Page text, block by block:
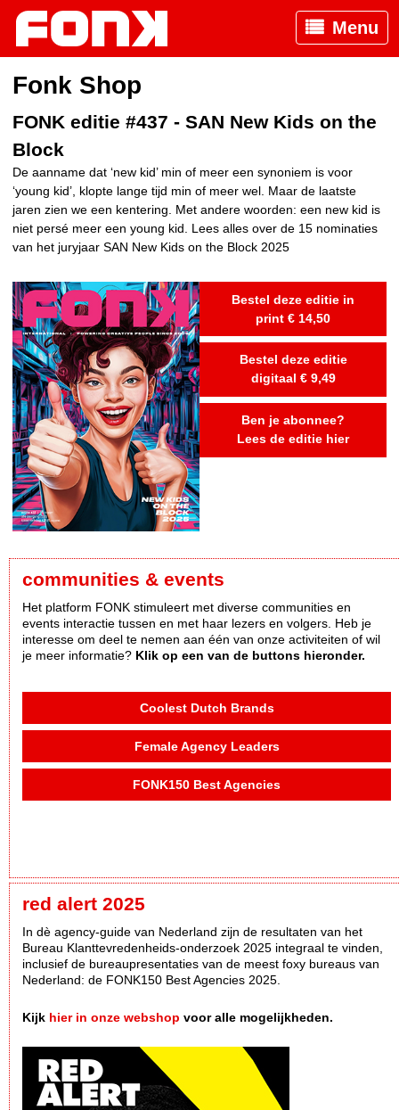
Menu
Fonk Shop
FONK editie #437 - SAN New Kids on the
Block
De aanname dat ‘new kid’ min of meer een synoniem is voor
‘young kid’, klopte lange tijd min of meer wel. Maar de laatste
jaren zien we een kentering. Met andere woorden: een new kid is
niet persé meer een young kid. Lees alles over de 15 nominaties
van het juryjaar SAN New Kids on the Block 2025
Bestel deze editie in
print € 14,50
Bestel deze editie
digitaal € 9,49
Ben je abonnee?
Lees de editie hier
communities & events
Het platform FONK stimuleert met diverse communities en
events interactie tussen en met haar lezers en volgers. Heb je
interesse om deel te nemen aan één van onze activiteiten of wil
je meer informatie? Klik op een van de buttons hieronder.
Coolest Dutch Brands
Female Agency Leaders
FONK150 Best Agencies
red alert 2025
In dè agency-guide van Nederland zijn de resultaten van het
Bureau Klanttevredenheids-onderzoek 2025 integraal te vinden,
inclusief de bureaupresentaties van de meest foxy bureaus van
Nederland: de FONK150 Best Agencies 2025.
Kijk hier in onze webshop voor alle mogelijkheden.